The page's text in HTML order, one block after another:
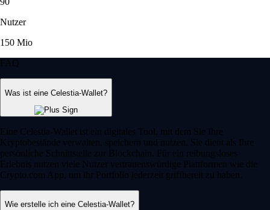
Nutzer
150 Mio
FAQ
Was ist eine Celestia-Wallet?
Eine Celestia-Wallet ist ein digitales Tool, mit dem Sie Ihre
Kryptobestände verwalten, speichern und nutzen. Sie dient als Ihre
persönliche Schnittstelle zur Blockchain. Für ein reibungsloses
Erlebnis nutzen viele Nutzer vertrauenswürdige Plattformen wie die
Crypto.com App, um ihr Portfolio jederzeit griffbereit zu haben.
Wie erstelle ich eine Celestia-Wallet?